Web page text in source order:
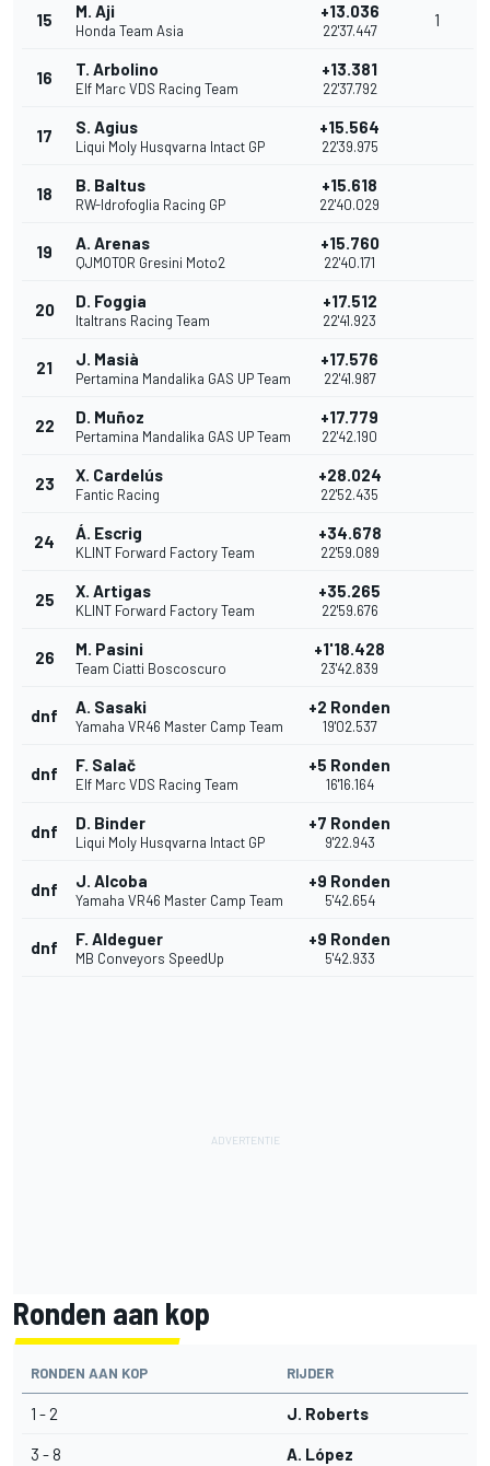
15 M. Aji
Honda Team Asia
+13.036
22'37.447
1
16 T. Arbolino
Elf Marc VDS Racing Team
+13.381
22'37.792
17 S. Agius
Liqui Moly Husqvarna Intact GP
+15.564
22'39.975
18 B. Baltus
RW-Idrofoglia Racing GP
+15.618
22'40.029
19 A. Arenas
QJMOTOR Gresini Moto2
+15.760
22'40.171
20 D. Foggia
Italtrans Racing Team
+17.512
22'41.923
21 J. Masià
Pertamina Mandalika GAS UP Team
+17.576
22'41.987
22 D. Muñoz
Pertamina Mandalika GAS UP Team
+17.779
22'42.190
23 X. Cardelús
Fantic Racing
+28.024
22'52.435
24 Á. Escrig
KLINT Forward Factory Team
+34.678
22'59.089
25 X. Artigas
KLINT Forward Factory Team
+35.265
22'59.676
26 M. Pasini
Team Ciatti Boscoscuro
+1'18.428
23'42.839
dnf A. Sasaki
Yamaha VR46 Master Camp Team
+2 Ronden
19'02.537
dnf F. Salač
Elf Marc VDS Racing Team
+5 Ronden
16'16.164
dnf D. Binder
Liqui Moly Husqvarna Intact GP
+7 Ronden
9'22.943
dnf J. Alcoba
Yamaha VR46 Master Camp Team
+9 Ronden
5'42.654
dnf F. Aldeguer
MB Conveyors SpeedUp
+9 Ronden
5'42.933
Ronden aan kop
RONDEN AAN KOP RIJDER
1 - 2 J. Roberts
3 - 8 A. López